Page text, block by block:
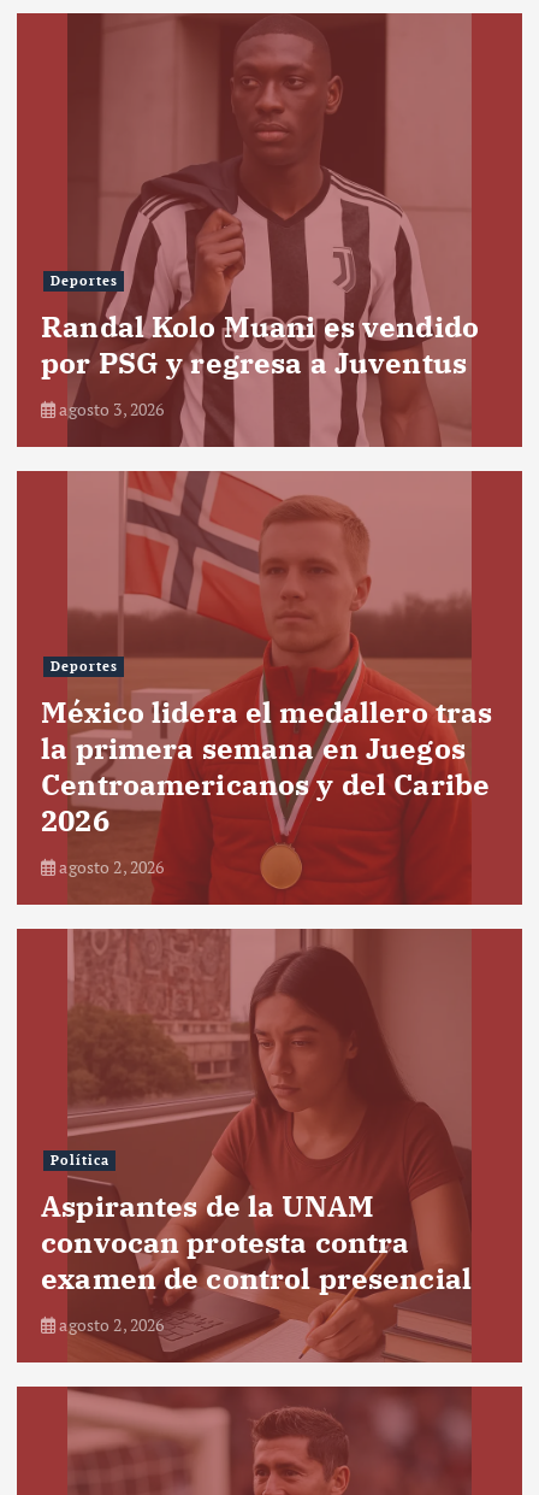
Deportes
Randal Kolo Muani es vendido
por PSG y regresa a Juventus
agosto 3, 2026
Deportes
México lidera el medallero tras
la primera semana en Juegos
Centroamericanos y del Caribe
2026
agosto 2, 2026
Política
Aspirantes de la UNAM
convocan protesta contra
examen de control presencial
agosto 2, 2026